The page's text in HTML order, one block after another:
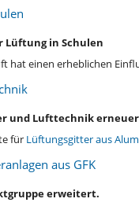
in Schulen
hat einen erheblichen
und Lufttechnik
für Lüftungsgitter aus
aus GFK
erweitert.